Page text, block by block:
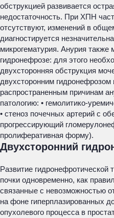
обструкцией развивается
недостаточность. При ХПН
отсутствуют, изменений в
диагностируется
микрогематурия. Анурия также
гидронефрозе: для этого
двухсторонняя обструкция
двухсторонним
распространенным причинам
патологию: • гемолитико-
• стеноз почечных артерий с
прогрессирующий
пролиферативная форму).
Двухсторонний
Развитие
почки одновременно, как
связанные с невозможностью
на фоне гиперплазированных
опухолевого процесса в